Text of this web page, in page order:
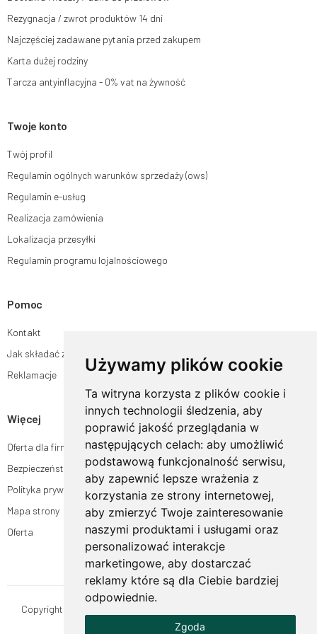
Używamy plików cookie
Ta witryna korzysta z plików cookie i
innych technologii śledzenia, aby
poprawić jakość przeglądania w
następujących celach: aby umożliwić
podstawową funkcjonalność serwisu,
aby zapewnić lepsze wrażenia z
korzystania ze strony internetowej,
aby zmierzyć Twoje zainteresowanie
naszymi produktami i usługami oraz
personalizować interakcje
marketingowe, aby dostarczać
reklamy które są dla Ciebie bardziej
odpowiednie.
Zgoda
Więcej informacji:www.mouton.pl/ODO
Rezygnacja / zwrot produktów 14 dni
Najczęściej zadawane pytania przed zakupem
Karta dużej rodziny
Tarcza antyinflacyjna - 0% vat na żywność
Twoje konto
Twój profil
Regulamin ogólnych warunków sprzedaży (ows)
Regulamin e-usług
Realizacja zamówienia
Lokalizacja przesyłki
Regulamin programu lojalnościowego
Pomoc
Kontakt
Jak składać zamówienia w sklepie ogrodyhildegardy.pl?
Reklamacje
Więcej
Oferta dla firm
Bezpieczeństwo płatności
Polityka prywatności
Mapa strony
Oferta
Copyright © OgrodyHildegardy.pl. Wszystkie prawa zastrzeżone.
MOUTON interactive